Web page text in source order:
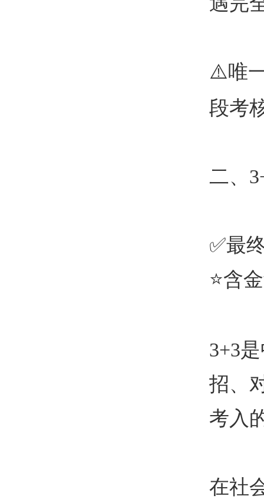
⚠唯
段考
二、
✅最
⭐含
3+3
招、
考入
在社